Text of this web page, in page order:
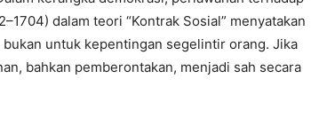
dalam teori “Kontrak Sosial” menyatakan
untuk kepentingan segelintir orang. Jika
bahkan pemberontakan, menjadi sah secara